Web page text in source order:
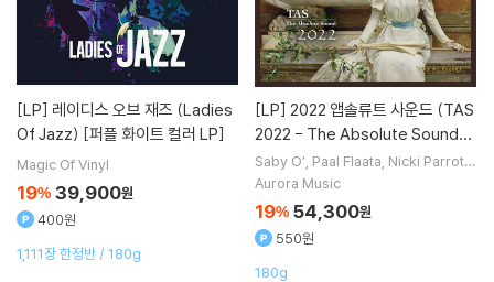
[LP]
Of Jazz) [퍼플 화이트 컬러 LP]
Magic Of Vinyl
19% 39,900원
400원
1,111장 한정반 / 180g
[LP]
2022 - The Absolute Sound)
[LP]
Saby O’ Paal Flaata Nicki Parrott
Steve Folk노래 외 1명
Aurora Music
19% 54,300원
550원
180g